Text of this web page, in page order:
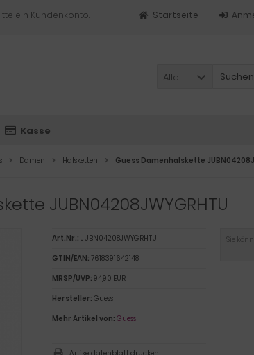
ein Kundenkonto. Startseite
Alle
Kasse
Damen Halsketten Guess Damenhalskette
JUBN04208JWYGRHTU
Sie
Art.Nr.: JUBN04208JWYGRHTU
GTIN/EAN: 7618391642148
MRSP/UVP: 94,90 EUR
Hersteller: Guess
Mehr Artikel von: Guess